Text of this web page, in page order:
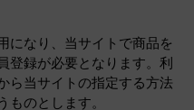
になり、当サイトで商品を
登録が必要となります。利
ら当サイトの指定する方法
のとします。